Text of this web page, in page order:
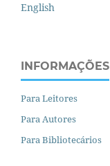
English
INFORMAÇÕES
Para Leitores
Para Autores
Para Bibliotecários